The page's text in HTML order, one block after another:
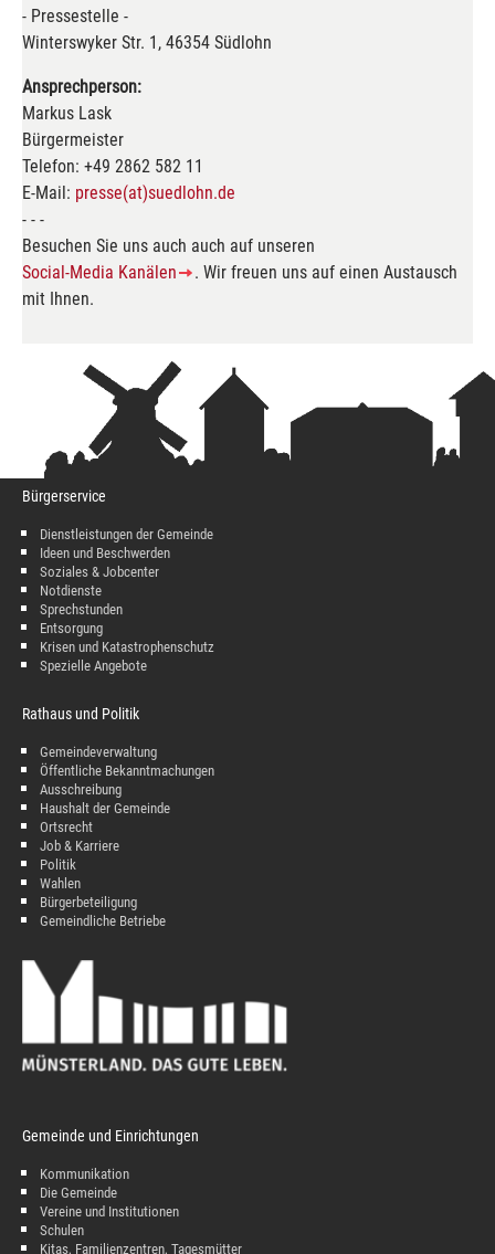
- Pressestelle -
Winterswyker Str. 1, 46354 Südlohn
Ansprechperson:
Markus Lask
Bürgermeister
Telefon: +49 2862 582 11
E-Mail: presse(at)suedlohn.de
- - -
Besuchen Sie uns auch auch auf unseren
Social-Media Kanälen
. Wir freuen uns auf einen Austausch
mit Ihnen.
Bürgerservice
Dienstleistungen der Gemeinde
Ideen und Beschwerden
Soziales & Jobcenter
Notdienste
Sprechstunden
Entsorgung
Krisen und Katastrophenschutz
Spezielle Angebote
Rathaus und Politik
Gemeindeverwaltung
Öffentliche Bekanntmachungen
Ausschreibung
Haushalt der Gemeinde
Ortsrecht
Job & Karriere
Politik
Wahlen
Bürgerbeteiligung
Gemeindliche Betriebe
Gemeinde und Einrichtungen
Kommunikation
Die Gemeinde
Vereine und Institutionen
Schulen
Kitas, Familienzentren, Tagesmütter